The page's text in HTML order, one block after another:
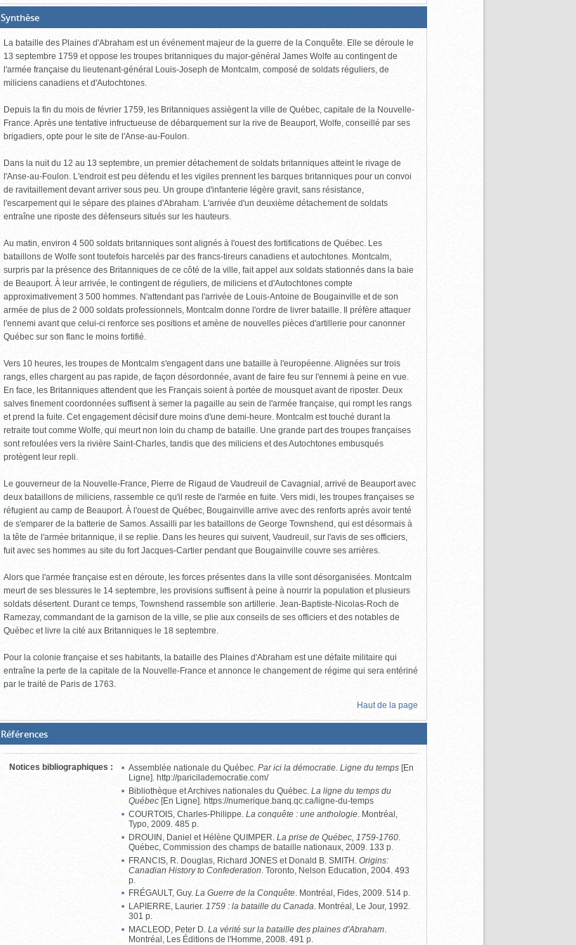
Synthèse(Boite
ouverte,
cliquer
pour
fermer)
La bataille des Plaines d'Abraham est un événement majeur de la guerre de la Conquête. Elle se déroule le
13 septembre 1759 et oppose les troupes britanniques du major-général James Wolfe au contingent de
l'armée française du lieutenant-général Louis-Joseph de Montcalm, composé de soldats réguliers, de
miliciens canadiens et d'Autochtones.
Depuis la fin du mois de février 1759, les Britanniques assiègent la ville de Québec, capitale de la Nouvelle-
France. Après une tentative infructueuse de débarquement sur la rive de Beauport, Wolfe, conseillé par ses
brigadiers, opte pour le site de l'Anse-au-Foulon.
Dans la nuit du 12 au 13 septembre, un premier détachement de soldats britanniques atteint le rivage de
l'Anse-au-Foulon. L'endroit est peu défendu et les vigiles prennent les barques britanniques pour un convoi
de ravitaillement devant arriver sous peu. Un groupe d'infanterie légère gravit, sans résistance,
l'escarpement qui le sépare des plaines d'Abraham. L'arrivée d'un deuxième détachement de soldats
entraîne une riposte des défenseurs situés sur les hauteurs.
Au matin, environ 4 500 soldats britanniques sont alignés à l'ouest des fortifications de Québec. Les
bataillons de Wolfe sont toutefois harcelés par des francs-tireurs canadiens et autochtones. Montcalm,
surpris par la présence des Britanniques de ce côté de la ville, fait appel aux soldats stationnés dans la baie
de Beauport. À leur arrivée, le contingent de réguliers, de miliciens et d'Autochtones compte
approximativement 3 500 hommes. N'attendant pas l'arrivée de Louis-Antoine de Bougainville et de son
armée de plus de 2 000 soldats professionnels, Montcalm donne l'ordre de livrer bataille. Il préfère attaquer
l'ennemi avant que celui-ci renforce ses positions et amène de nouvelles pièces d'artillerie pour canonner
Québec sur son flanc le moins fortifié.
Vers 10 heures, les troupes de Montcalm s'engagent dans une bataille à l'européenne. Alignées sur trois
rangs, elles chargent au pas rapide, de façon désordonnée, avant de faire feu sur l'ennemi à peine en vue.
En face, les Britanniques attendent que les Français soient à portée de mousquet avant de riposter. Deux
salves finement coordonnées suffisent à semer la pagaille au sein de l'armée française, qui rompt les rangs
et prend la fuite. Cet engagement décisif dure moins d'une demi-heure. Montcalm est touché durant la
retraite tout comme Wolfe, qui meurt non loin du champ de bataille. Une grande part des troupes françaises
sont refoulées vers la rivière Saint-Charles, tandis que des miliciens et des Autochtones embusqués
protègent leur repli.
Le gouverneur de la Nouvelle-France, Pierre de Rigaud de Vaudreuil de Cavagnial, arrivé de Beauport avec
deux bataillons de miliciens, rassemble ce qu'il reste de l'armée en fuite. Vers midi, les troupes françaises se
réfugient au camp de Beauport. À l'ouest de Québec, Bougainville arrive avec des renforts après avoir tenté
de s'emparer de la batterie de Samos. Assailli par les bataillons de George Townshend, qui est désormais à
la tête de l'armée britannique, il se replie. Dans les heures qui suivent, Vaudreuil, sur l'avis de ses officiers,
fuit avec ses hommes au site du fort Jacques-Cartier pendant que Bougainville couvre ses arrières.
Alors que l'armée française est en déroute, les forces présentes dans la ville sont désorganisées. Montcalm
meurt de ses blessures le 14 septembre, les provisions suffisent à peine à nourrir la population et plusieurs
soldats désertent. Durant ce temps, Townshend rassemble son artillerie. Jean-Baptiste-Nicolas-Roch de
Ramezay, commandant de la garnison de la ville, se plie aux conseils de ses officiers et des notables de
Québec et livre la cité aux Britanniques le 18 septembre.
Pour la colonie française et ses habitants, la bataille des Plaines d'Abraham est une défaite militaire qui
entraîne la perte de la capitale de la Nouvelle-France et annonce le changement de régime qui sera entériné
par le traité de Paris de 1763.
Haut de la page
Références(Boite
fermée,
cliquer
pour
ouvrir)
Notices bibliographiques : Assemblée nationale du Québec.Par ici la démocratie. Ligne du temps [En
Ligne]. http://paricilademocratie.com/
Bibliothèque et Archives nationales du Québec.La ligne du temps du
Québec [En Ligne]. https://numerique.banq.qc.ca/ligne-du-temps
COURTOIS, Charles-Philippe.La conquête : une anthologie. Montréal,
Typo, 2009. 485 p.
DROUIN, Daniel et Hélène QUIMPER.La prise de Québec, 1759-1760
Québec, Commission des champs de bataille nationaux, 2009. 133 p.
FRANCIS, R. Douglas, Richard JONES et Donald B. SMITH.Origins:
Canadian History to Confederation . Toronto, Nelson Education, 2004. 493
p.
FRÉGAULT, Guy.La Guerre de la Conquête. Montréal, Fides, 2009. 514 p.
LAPIERRE, Laurier.1759 : la bataille du Canada. Montréal, Le Jour, 1992.
301 p.
MACLEOD, Peter D.La vérité sur la bataille des plaines d'Abraham.
Montréal, Les Éditions de l'Homme, 2008. 491 p.